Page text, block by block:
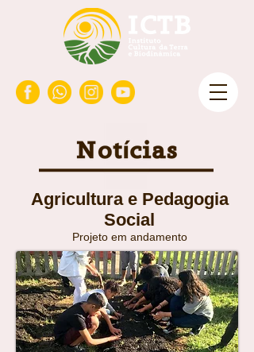
Agricultura e Pedagogia
Social
Projeto em andamento